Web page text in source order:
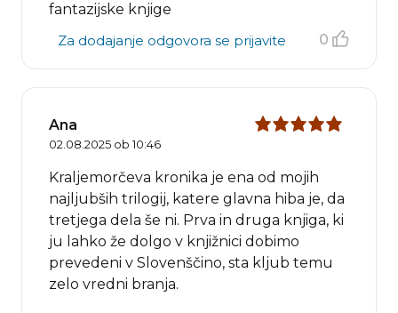
fantazijske knjige
Za dodajanje odgovora se prijavite
0
Ana
02.08.2025 ob 10:46
Kraljemorčeva kronika je ena od mojih
najljubših trilogij, katere glavna hiba je, da
tretjega dela še ni. Prva in druga knjiga, ki
ju lahko že dolgo v knjižnici dobimo
prevedeni v Slovenščino, sta kljub temu
zelo vredni branja.